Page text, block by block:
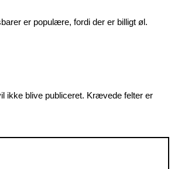
er populære, fordi der er billigt øl.
ikke blive publiceret. Krævede felter er